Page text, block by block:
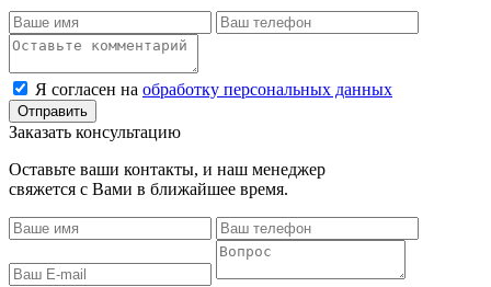
Я согласен на обработку персональных данных
Заказать консультацию
Оставьте ваши контакты, и наш менеджер
свяжется с Вами в ближайшее время.